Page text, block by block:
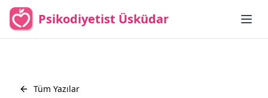
Psikodiyetist Üsküdar
Tüm Yazılar